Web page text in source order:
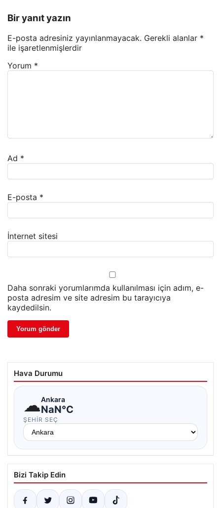
Bir yanıt yazın
E-posta adresiniz yayınlanmayacak. Gerekli alanlar *
ile işaretlenmişlerdir
Yorum *
Ad *
E-posta *
İnternet sitesi
Daha sonraki yorumlarımda kullanılması için adım, e-
posta adresim ve site adresim bu tarayıcıya
kaydedilsin.
Hava Durumu
☁Ankara
NaN°C
ŞEHIR SEÇ
Bizi Takip Edin